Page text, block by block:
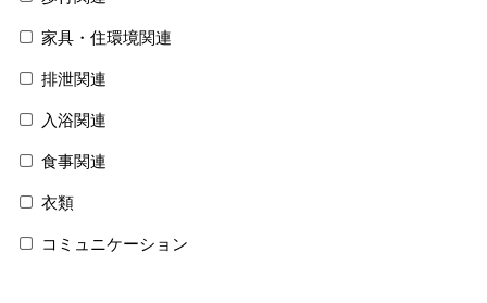
家具・住環境関連
排泄関連
入浴関連
食事関連
衣類
コミュニケーション